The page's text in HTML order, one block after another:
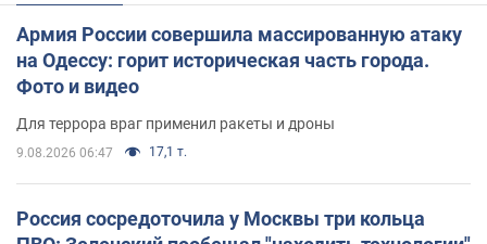
Армия России совершила массированную атаку
на Одессу: горит историческая часть города.
Фото и видео
Для террора враг применил ракеты и дроны
9.08.2026 06:47 17,1 т.
Россия сосредоточила у Москвы три кольца